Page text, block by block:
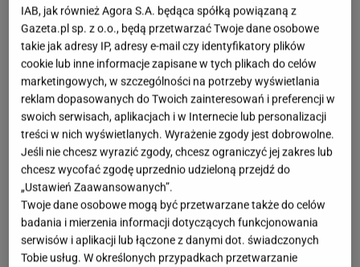
IAB, jak również Agora S.A. będąca spółką powiązaną z
Gazeta.pl sp. z o.o., będą przetwarzać Twoje dane osobowe
takie jak adresy IP, adresy e-mail czy identyfikatory plików
cookie lub inne informacje zapisane w tych plikach do celów
marketingowych, w szczególności na potrzeby wyświetlania
reklam dopasowanych do Twoich zainteresowań i preferencji w
swoich serwisach, aplikacjach i w Internecie lub personalizacji
treści w nich wyświetlanych. Wyrażenie zgody jest dobrowolne.
Jeśli nie chcesz wyrazić zgody, chcesz ograniczyć jej zakres lub
chcesz wycofać zgodę uprzednio udzieloną przejdź do
„Ustawień Zaawansowanych”.
Twoje dane osobowe mogą być przetwarzane także do celów
badania i mierzenia informacji dotyczących funkcjonowania
serwisów i aplikacji lub łączone z danymi dot. świadczonych
Tobie usług. W określonych przypadkach przetwarzanie